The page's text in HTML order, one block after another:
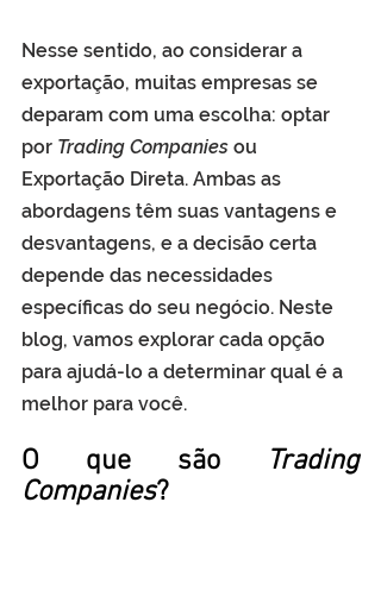
Nesse sentido, ao considerar a
exportação, muitas empresas se
deparam com uma escolha: optar
por Trading Companies ou
Exportação Direta. Ambas as
abordagens têm suas vantagens e
desvantagens, e a decisão certa
depende das necessidades
específicas do seu negócio. Neste
blog, vamos explorar cada opção
para ajudá-lo a determinar qual é a
melhor para você.
O que são
Trading
Companies?